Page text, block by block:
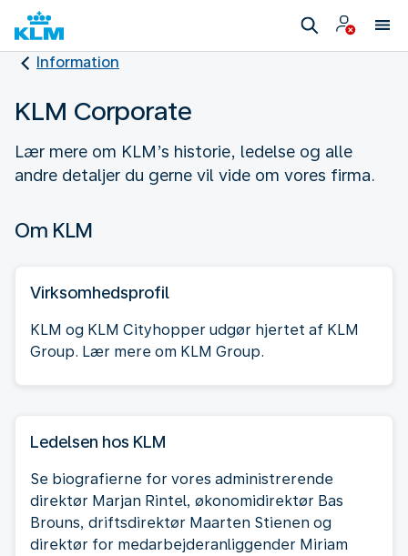
Information
KLM Corporate
Lær mere om KLM’s historie, ledelse og alle
andre detaljer du gerne vil vide om vores firma.
Om KLM
Virksomhedsprofil
KLM og KLM Cityhopper udgør hjertet af KLM
Group. Lær mere om KLM Group.
Ledelsen hos KLM
Se biografierne for vores administrerende
direktør Marjan Rintel, økonomidirektør Bas
Brouns, driftsdirektør Maarten Stienen og
direktør for medarbejderanliggender Miriam